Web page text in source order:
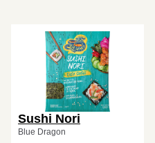
Sushi Nori
Blue Dragon